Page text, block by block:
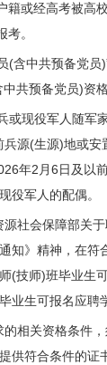
籍或经高考被高
。
中共预备党员
共预备党员)资
现役军人随军
源(生源)地或
年2月6日及以
役军人的配偶。
会保障部关于
知》精神，在符
(技师)班毕业生
业生可报名应聘
关资格条件，
供符合条件的证